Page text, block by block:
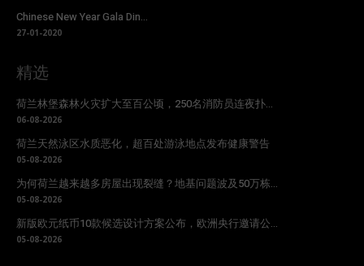
Chinese New Year Gala Din...
27-01-2020
精选
荷兰林堡森林火灾扩大至百公顷，250名消防员连夜扑...
06-08-2026
荷兰天然泳区水质恶化，超百处游泳地点发布健康警告
05-08-2026
为何荷兰越来越多房屋出现裂缝？地基问题波及50万栋...
05-08-2026
新版欧元纸币10款候选设计方案公布，欧洲央行邀请公...
05-08-2026